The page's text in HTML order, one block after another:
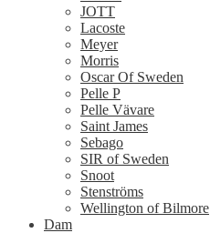
JOTT
Lacoste
Meyer
Morris
Oscar Of Sweden
Pelle P
Pelle Vävare
Saint James
Sebago
SIR of Sweden
Snoot
Stenströms
Wellington of Bilmore
Dam